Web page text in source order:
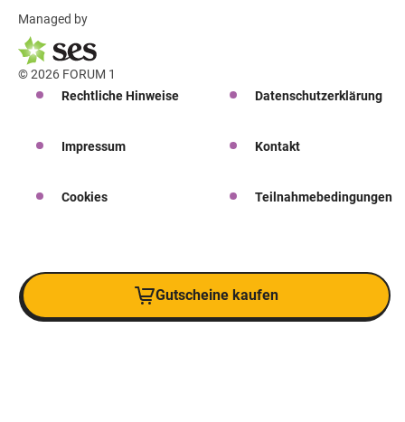
Managed by
© 2026 FORUM 1
Rechtliche Hinweise
Datenschutzerklärung
Impressum Kontakt
Cookies Teilnahmebedingungen
Gutscheine kaufen